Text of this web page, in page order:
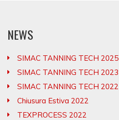
NEWS
SIMAC TANNING TECH 2025
SIMAC TANNING TECH 2023
SIMAC TANNING TECH 2022
Chiusura Estiva 2022
TEXPROCESS 2022